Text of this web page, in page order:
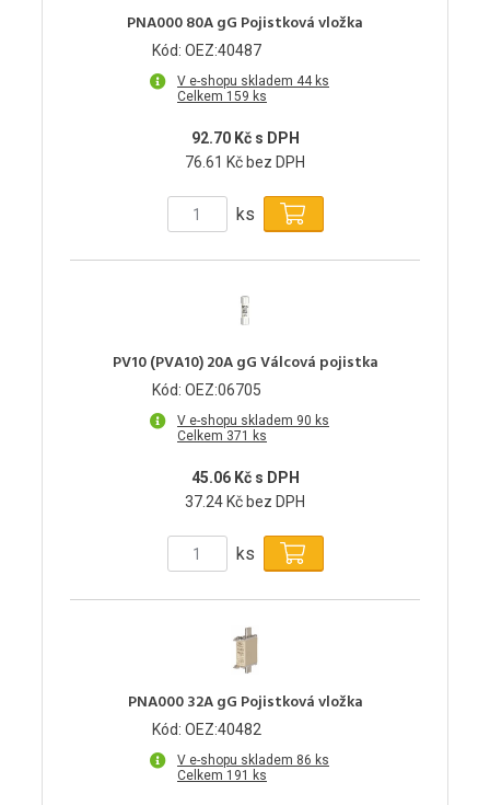
PNA000 80A gG Pojistková vložka
Kód: OEZ:40487
V e-shopu skladem 44 ks
Celkem 159 ks
92.70 Kč s DPH
76.61 Kč bez DPH
ks
PV10 (PVA10) 20A gG Válcová pojistka
Kód: OEZ:06705
V e-shopu skladem 90 ks
Celkem 371 ks
45.06 Kč s DPH
37.24 Kč bez DPH
ks
PNA000 32A gG Pojistková vložka
Kód: OEZ:40482
V e-shopu skladem 86 ks
Celkem 191 ks